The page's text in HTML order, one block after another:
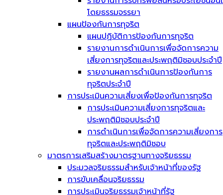
โดยธรรมจรรยา
แผนป้องกันการทุจริต
แผนปฏิบัติการป้องกันการทุจริต
รายงานการดำเนินการเพื่อจัดการความ
เสี่ยงการทุจริตและประพฤติมิชอบประจำปี
รายงานผลการดำเนินการป้องกันการ
ทุจริตประจำปี
การประเมินความเสี่ยงเพื่อป้องกันการทุจริต
การประเมินความเสี่ยงการทุจริตและ
ประพฤติมิชอบประจำปี
การดำเนินการเพื่อจัดการความเสี่ยงการ
ทุจริตและประพฤติมิชอบ
มาตรการเสริมสร้างมาตรฐานทางจริยธรรม
ประมวลจริยธรรมสำหรับเจ้าหน้าที่ของรัฐ
การขับเคลื่อนจริยธรรม
การประเมินจริยธรรมเจ้าหน้าที่รัฐ